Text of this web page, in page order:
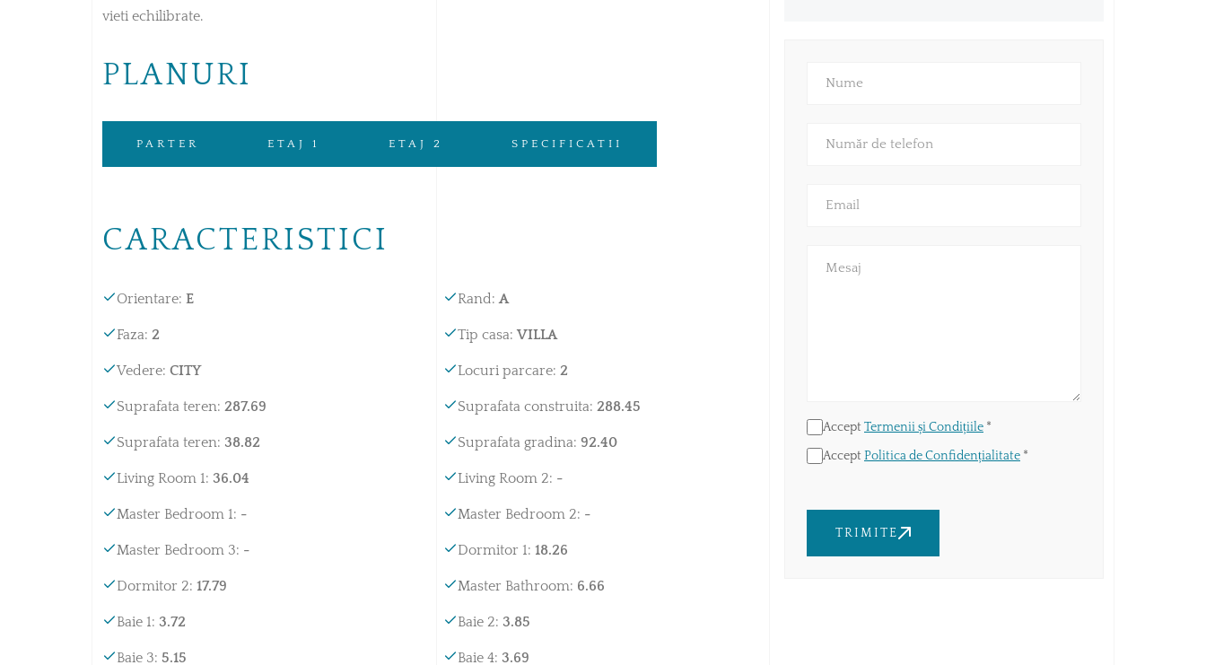
vieti echilibrate.
PLANURI
PARTER ETAJ 1 ETAJ 2 SPECIFICATII
CARACTERISTICI
Orientare: E
Faza: 2
Vedere: CITY
Suprafata teren: 287.69
Suprafata teren: 38.82
Living Room 1: 36.04
Master Bedroom 1: -
Master Bedroom 3: -
Dormitor 2: 17.79
Baie 1: 3.72
Baie 3: 5.15
Rand:A
Tip casa: VILLA
Locuri parcare: 2
Suprafata construita: 288.45
Suprafata gradina: 92.40
Living Room 2: -
Master Bedroom 2: -
Dormitor 1: 18.26
Master Bathroom: 6.66
Baie 2: 3.85
Baie 4: 3.69
AcceptTermenii și Condițiile *
AcceptPolitica de Confidențialitate *
TRIMITE